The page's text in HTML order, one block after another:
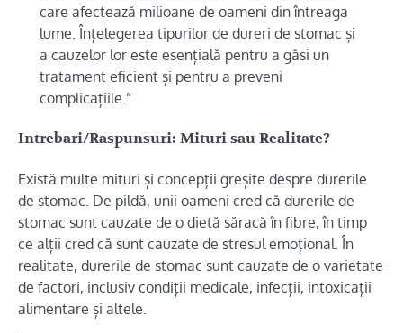
care afectează milioane de oameni din întreaga
lume. Înțelegerea tipurilor de dureri de stomac și
a cauzelor lor este esențială pentru a găsi un
tratament eficient și pentru a preveni
complicațiile.”
Intrebari/Raspunsuri: Mituri sau Realitate?
Există multe mituri și concepții greșite despre durerile
de stomac. De pildă, unii oameni cred că durerile de
stomac sunt cauzate de o dietă săracă în fibre, în timp
ce alții cred că sunt cauzate de stresul emoțional. În
realitate, durerile de stomac sunt cauzate de o varietate
de factori, inclusiv condiții medicale, infecții, intoxicații
alimentare și altele.